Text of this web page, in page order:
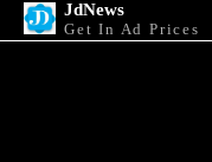
JdNews
Get In Ad Prices